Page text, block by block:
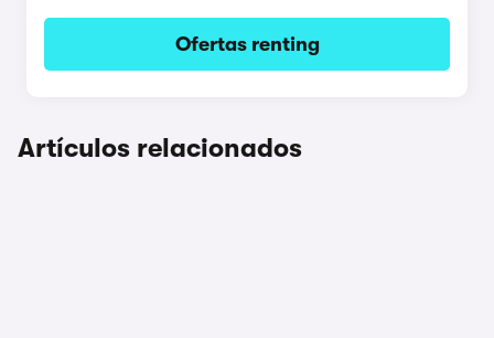
Ofertas renting
Artículos relacionados